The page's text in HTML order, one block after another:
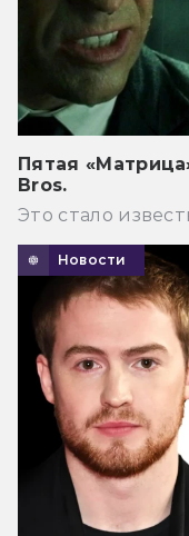
Пятая
Bros.
Это стало
Новости